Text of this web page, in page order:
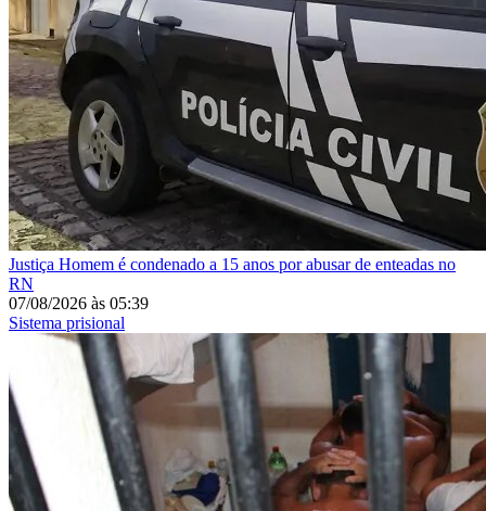
Justiça Homem é condenado a 15 anos por abusar de enteadas no
RN
07/08/2026 às 05:39
Sistema prisional